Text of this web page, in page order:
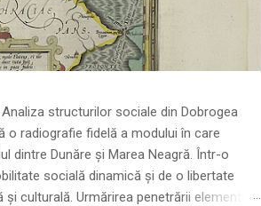
sociale din Dobrogea
radiografie fidelă a modului în care
dintre Dunăre și Marea Neagră. Într-o
socială dinamică și de o libertate
culturală. Urmărirea penetrării elementului